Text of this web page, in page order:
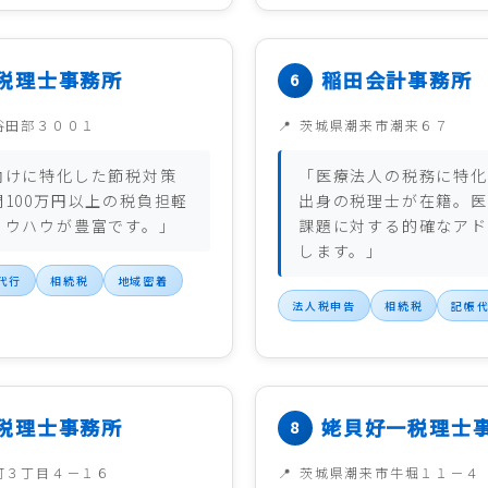
理士事務所
部３００１
に特化した節税対策
万円以上の税負担軽
ハウが豊富です。」
行 相続税 地域密着
稲田会計事務所
茨城県潮来市潮来６７
「医療法人の税務に特
出身の税理士が在籍。
課題に対する的確なア
します。」
法人税申告 相続税 記帳
理士事務所
丁目４－１６
姥貝好一税理士
茨城県潮来市牛堀１１－４